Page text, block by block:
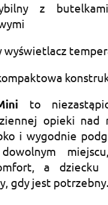
z
wyświetlacz
to
opieki nad
i wygodnie
a dziecku
gdy jest potrzebny.